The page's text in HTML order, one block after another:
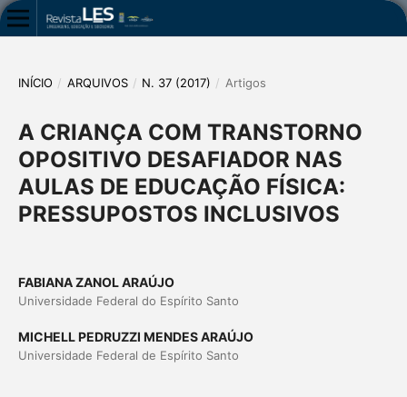
INÍCIO / ARQUIVOS / N. 37 (2017) / Artigos
A CRIANÇA COM TRANSTORNO
OPOSITIVO DESAFIADOR NAS
AULAS DE EDUCAÇÃO FÍSICA:
PRESSUPOSTOS INCLUSIVOS
FABIANA ZANOL ARAÚJO
Universidade Federal do Espírito Santo
MICHELL PEDRUZZI MENDES ARAÚJO
Universidade Federal de Espírito Santo